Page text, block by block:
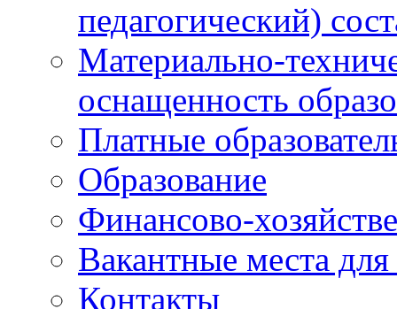
педагогический)
Материально-
оснащенность
Платные
Образование
Финансово-
Вакантные места
Контакты